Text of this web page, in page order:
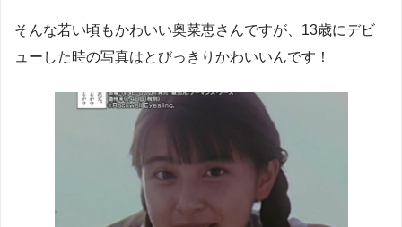
そんな若い頃もかわいい奥菜恵さんですが、13歳にデビ
ューした時の写真はとびっきりかわいいんです！